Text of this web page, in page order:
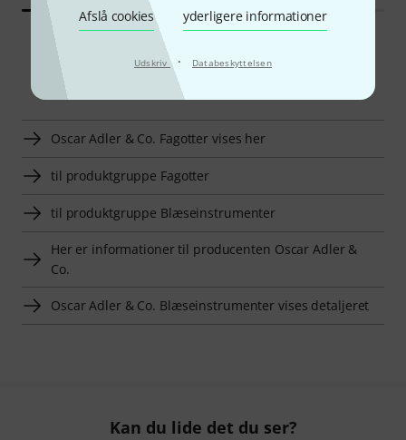
Afslå cookies yderligere informationer
Udskriv · Databeskyttelsen
Smart Navigator
Oscar Adler & Co. Fagotter vises her
til produktgruppe Fagotter
til produktgruppe Blæseinstrumenter
Her er informationer til producenten Oscar Adler &
Co.
Oscar Adler & Co. Blæseinstrumenter vises detaljeret
Kan du lide det du ser?